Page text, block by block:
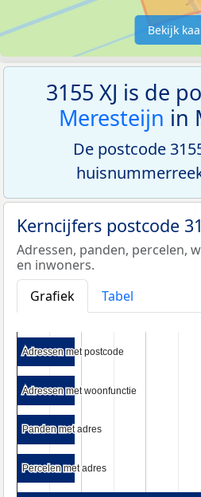
Bekijk
3155 XJ is de
Meresteijn in
De postcode
Kerncijfers postcode
Adressen, panden, percelen,
en inwoners.
Grafiek
Tabel
Adressen met postcode
Adressen met postcode
Adressen met woonfunctie
Adressen met woonfunctie
Panden met adres
Panden met adres
Percelen met adres
Percelen met adres